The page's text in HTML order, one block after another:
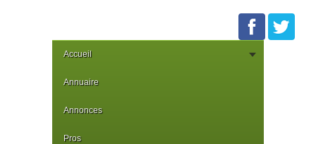
Accueil
Annuaire
Annonces
Pros